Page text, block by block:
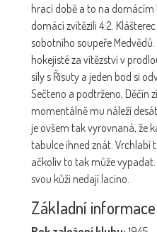
hrací době a to na domácím
domácí zvítězili 4:2.
sobotního soupeře
hokejisté za vítězství v
síly s Řisuty a jeden bod si
Sečteno a podtrženo, Děčín
momentálně mu náleží
je ovšem tak vyrovnaná, že
tabulce ihned znát. Vrchlabí
ačkoliv to tak může
svou kůži nedají lacino.
Základní informace